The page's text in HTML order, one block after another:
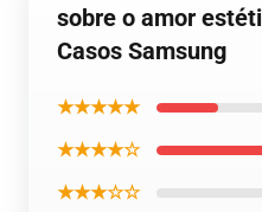
sobre o amor
Casos Samsung
★★★★★
★★★★☆
★★★☆☆